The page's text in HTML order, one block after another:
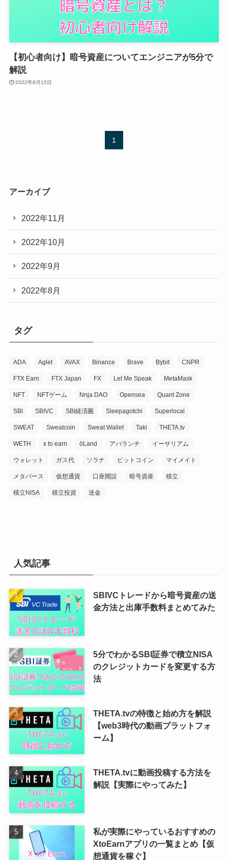
【初心者向け】暗号資産についてエンジニアが5分で
解説
2022年8月15日
1
アーカイブ
2022年11月
2022年10月
2022年9月
2022年8月
タグ
ADA Aglet AVAX Binance Brave Bybit CNPR
FTX Earn FTX Japan FX Let Me Speak MetaMask
NFT NFTゲーム Nnja DAO Opensea Quant Zone
SBI SBIVC SBI経済圏 Sleepagotchi Superlocal
SWEAT Sweatcoin Sweat Wallet Taki THETA.tv
WETH x to earn ōLand アバランチ イーサリアム
ウォレット ガス代 ソラナ ビットコイン マイメイト
メタバース 仮想通貨 口座開設 暗号資産 積立
積立NISA 積立投資 送金
人気記事
SBIVCトレードから暗号資産の送
金方法と出庫手数料まとめてみた
5分でわかるSBI証券で積立NISA
のクレジットカードを変更する方
法
THETA.tvの特徴と始め方を解説
【web3時代の動画プラットフォ
ーム】
THETA.tvに動画投稿する方法を
解説【実際にやってみた】
私が実際にやっているおすすめの
XtoEarnアプリの一覧まとめ【仮
想通貨を稼ぐ】